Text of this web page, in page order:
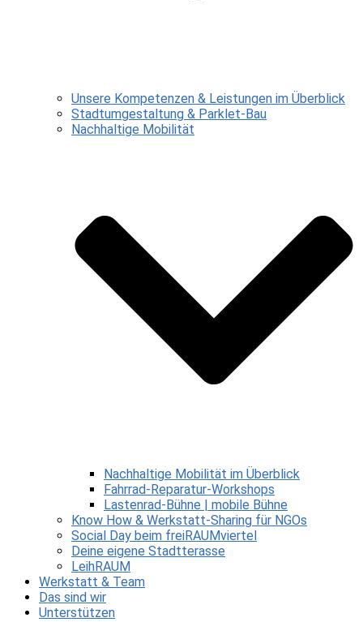
Unsere Kompetenzen & Leistungen im Überblick
Stadtumgestaltung & Parklet-Bau
Nachhaltige Mobilität
Nachhaltige Mobilität im Überblick
Fahrrad-Reparatur-Workshops
Lastenrad-Bühne | mobile Bühne
Know How & Werkstatt-Sharing für NGOs
Social Day beim freiRAUMviertel
Deine eigene Stadtterasse
LeihRAUM
Werkstatt & Team
Das sind wir
Unterstützen